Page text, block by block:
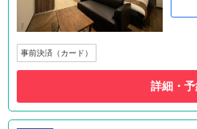
事前決済（カード）
詳細・